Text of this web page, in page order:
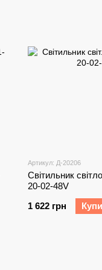
Артикул: Д-20206
Світильник
20-02-48V
1 622 грн